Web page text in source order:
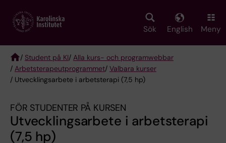
main
Sök English Meny
Breadcrumb
/ Student på KI/ Alla kurs- och programwebbar
/ Arbetsterapeut­programmet/ Valbara kurser
/ Utvecklingsarbete i arbetsterapi (7,5 hp)
FÖR STUDENTER PÅ KURSEN
Utvecklingsarbete i arbetsterapi
(7,5 hp)